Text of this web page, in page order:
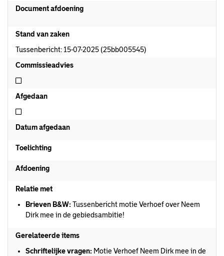
Document afdoening
Stand van zaken
Tussenbericht: 15-07-2025 (25bb005545)
Commissieadvies
Niet commissieadvies
Afgedaan
Niet afgedaan
Datum afgedaan
Toelichting
Afdoening
Relatie met
Brieven B&W:Tussenbericht motie Verhoef over Neem
Dirk mee in de gebiedsambitie!
Gerelateerde items
Schriftelijke vragen: Motie Verhoef Neem Dirk mee in de